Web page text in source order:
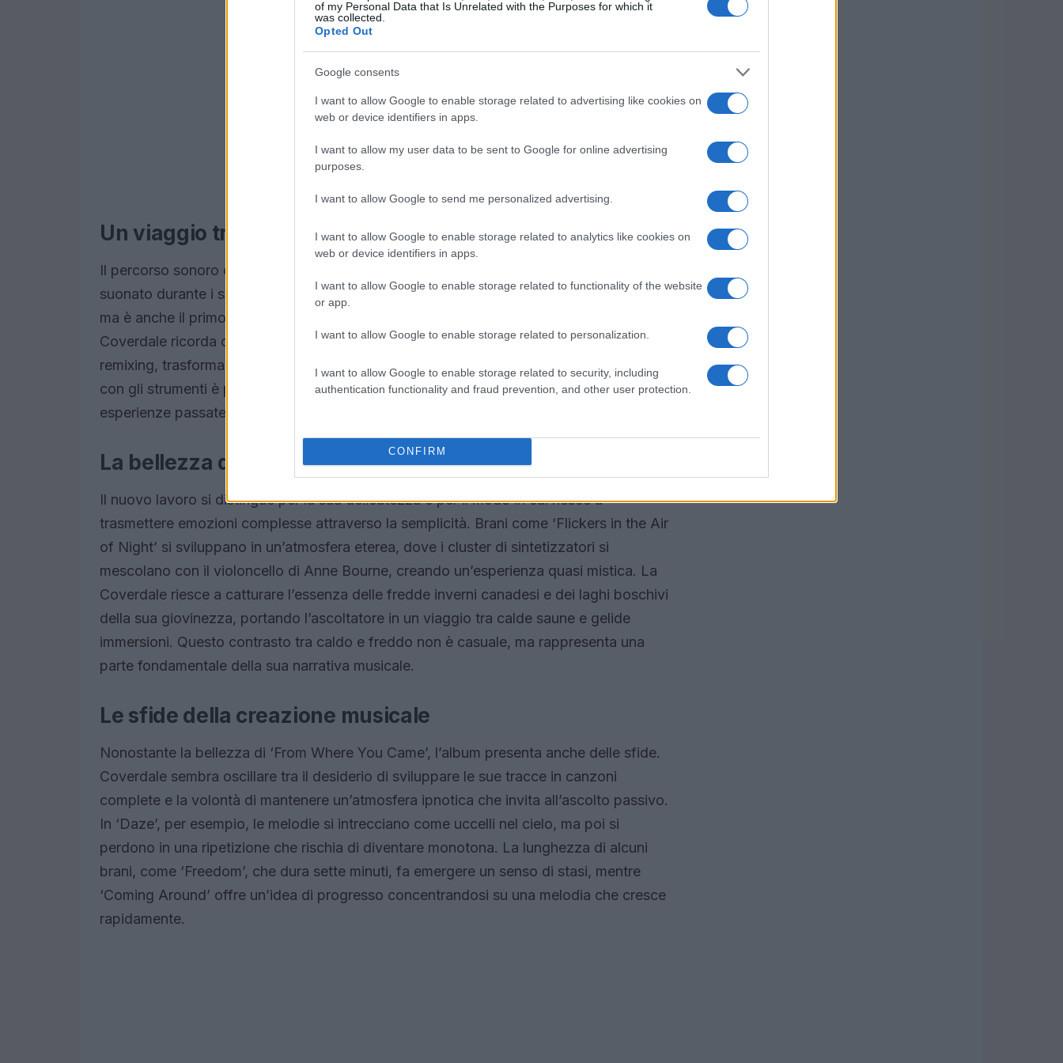
of my Personal Data that Is Unrelated with the Purposes for which it
was collected.
Opted Out
Google consents
I want to allow Google to enable storage related to advertising like cookies on
web or device identifiers in apps.
I want to allow my user data to be sent to Google for online advertising
purposes.
I want to allow Google to send me personalized advertising.
I want to allow Google to enable storage related to analytics like cookies on
web or device identifiers in apps.
I want to allow Google to enable storage related to functionality of the website
or app.
I want to allow Google to enable storage related to personalization.
I want to allow Google to enable storage related to security, including
authentication functionality and fraud prevention, and other user protection.
CONFIRM
Un viaggio tra suoni e ricordi
Il percorso sonoro di Coverdale inizia con la sua infanzia, segnata dall’organo a canne
suonato durante i servizi religiosi. Questo strumento non è solo un simbolo di sacralità,
ma è anche il primo sintetizzatore che ha ispirato la sua esplorazione dei suoni. La
Coverdale ricorda come un rudimentale boom box l’abbia introdotta alle tecniche di
remixing, trasformando il modo in cui percepisce la musica. Questo legame profondo
con gli strumenti è palpabile in ogni traccia dell’album, dove l’artista utilizza le sue
esperienze passate per dare vita a suoni nuovi e sorprendenti.
La bellezza della semplicità
Il nuovo lavoro si distingue per la sua delicatezza e per il modo in cui riesce a
trasmettere emozioni complesse attraverso la semplicità. Brani come ‘Flickers in the Air
of Night’ si sviluppano in un’atmosfera eterea, dove i cluster di sintetizzatori si
mescolano con il violoncello di Anne Bourne, creando un’esperienza quasi mistica. La
Coverdale riesce a catturare l’essenza delle fredde inverni canadesi e dei laghi boschivi
della sua giovinezza, portando l’ascoltatore in un viaggio tra calde saune e gelide
immersioni. Questo contrasto tra caldo e freddo non è casuale, ma rappresenta una
parte fondamentale della sua narrativa musicale.
Le sfide della creazione musicale
Nonostante la bellezza di ‘From Where You Came’, l’album presenta anche delle sfide.
Coverdale sembra oscillare tra il desiderio di sviluppare le sue tracce in canzoni
complete e la volontà di mantenere un’atmosfera ipnotica che invita all’ascolto passivo.
In ‘Daze’, per esempio, le melodie si intrecciano come uccelli nel cielo, ma poi si
perdono in una ripetizione che rischia di diventare monotona. La lunghezza di alcuni
brani, come ‘Freedom’, che dura sette minuti, fa emergere un senso di stasi, mentre
‘Coming Around’ offre un’idea di progresso concentrandosi su una melodia che cresce
rapidamente.